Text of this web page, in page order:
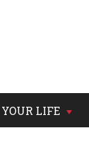
YOUR LIFE